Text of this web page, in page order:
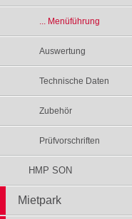
... Menüführung
Auswertung
Technische Daten
Zubehör
Prüfvorschriften
HMP SON
Mietpark